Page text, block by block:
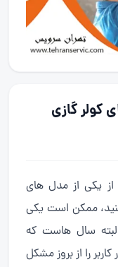
کولر گازی
از یکی از مدل های
ممکن است یکی
سال هاست که
را از بروز مشکل